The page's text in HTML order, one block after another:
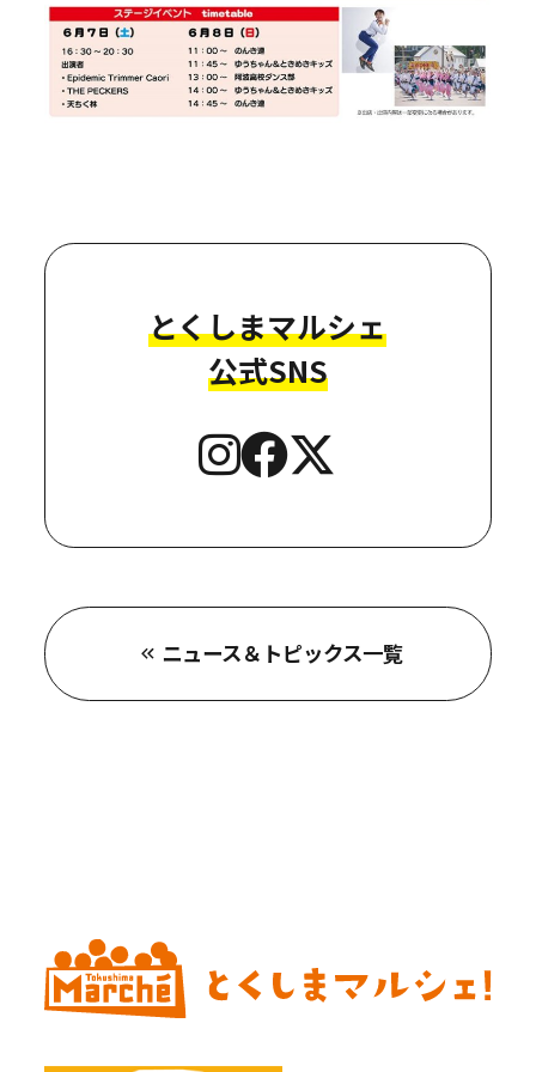
とくしまマルシェ
公式SNS
ニュース＆トピックス一覧